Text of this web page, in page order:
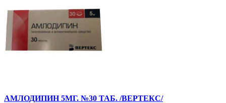
АМЛОДИПИН 5МГ. №30 ТАБ. /ВЕРТЕКС/